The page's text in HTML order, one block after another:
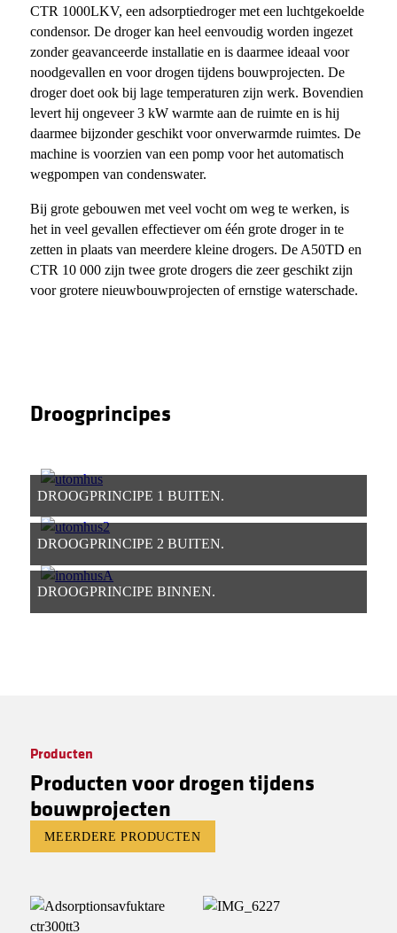
CTR 1000LKV, een adsorptiedroger met een luchtgekoelde
condensor. De droger kan heel eenvoudig worden ingezet
zonder geavanceerde installatie en is daarmee ideaal voor
noodgevallen en voor drogen tijdens bouwprojecten. De
droger doet ook bij lage temperaturen zijn werk. Bovendien
levert hij ongeveer 3 kW warmte aan de ruimte en is hij
daarmee bijzonder geschikt voor onverwarmde ruimtes. De
machine is voorzien van een pomp voor het automatisch
wegpompen van condenswater.
Bij grote gebouwen met veel vocht om weg te werken, is
het in veel gevallen effectiever om één grote droger in te
zetten in plaats van meerdere kleine drogers. De A50TD en
CTR 10 000 zijn twee grote drogers die zeer geschikt zijn
voor grotere nieuwbouwprojecten of ernstige waterschade.
Droogprincipes
DROOGPRINCIPE 1 BUITEN.
DROOGPRINCIPE 2 BUITEN.
DROOGPRINCIPE BINNEN.
Producten
Producten voor drogen tijdens
bouwprojecten
MEERDERE PRODUCTEN